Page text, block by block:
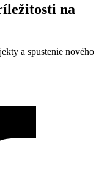
na
a spustenie nového